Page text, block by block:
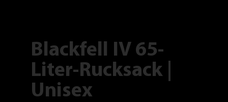
Blackfell IV 65-
Liter-Rucksack |
Unisex